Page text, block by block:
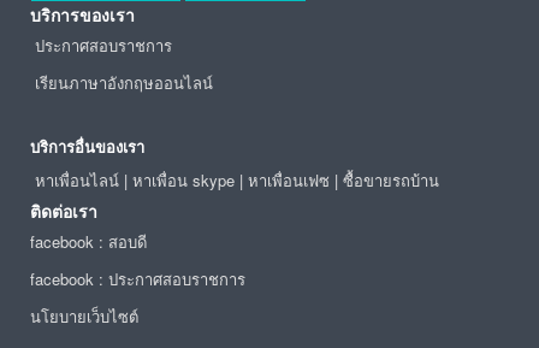
บริการของเรา
ประกาศสอบราชการ
เรียนภาษาอังกฤษออนไลน์
บริการอื่นของเรา
หาเพื่อนไลน์ | หาเพื่อน skype | หาเพื่อนเฟซ | ซื้อขายรถบ้าน
ติดต่อเรา
facebook : สอบดี
facebook : ประกาศสอบราชการ
นโยบายเว็บไซต์